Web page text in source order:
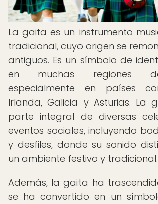
La gaita es un instrumento
tradicional, cuyo origen se
antiguos. Es un símbolo de
en muchas regiones
especialmente en países
Irlanda, Galicia y Asturias. La
parte integral de diversas
eventos sociales, incluyendo
y desfiles, donde su sonido
un ambiente festivo y tradicional.
Además, la gaita ha
se ha convertido en un